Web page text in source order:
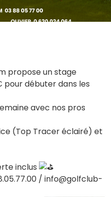
propose un stage
pour débuter dans les
avec nos pros
(Top Tracer éclairé) et
inclus
/ info@golfclub-